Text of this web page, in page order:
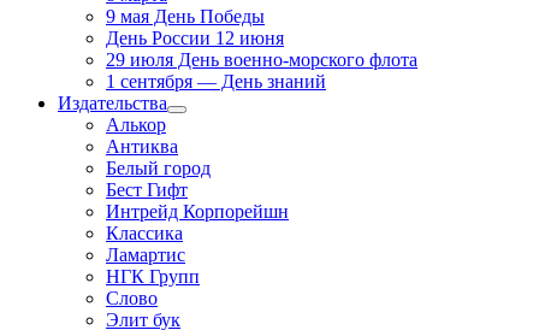
9 мая День Победы
День России 12 июня
29 июля День военно-морского флота
1 сентября — День знаний
Издательства
Алькор
Антиква
Белый город
Бест Гифт
Интрейд Корпорейшн
Классика
Ламартис
НГК Групп
Слово
Элит бук